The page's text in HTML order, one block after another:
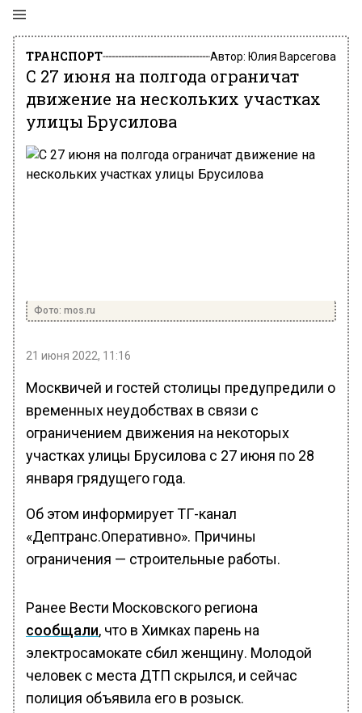
ТРАНСПОРТ Автор: Юлия Варсегова
С 27 июня на полгода ограничат
движение на нескольких участках
улицы Брусилова
Фото: mos.ru
21 июня 2022, 11:16
Москвичей и гостей столицы предупредили о
временных неудобствах в связи с
ограничением движения на некоторых
участках улицы Брусилова с 27 июня по 28
января грядущего года.
Об этом информирует ТГ-канал
«Дептранс.Оперативно». Причины
ограничения — строительные работы.
Ранее Вести Московского региона
сообщали, что в Химках парень на
электросамокате сбил женщину. Молодой
человек с места ДТП скрылся, и сейчас
полиция объявила его в розыск.